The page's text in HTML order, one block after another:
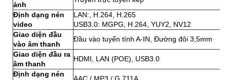
ảnh
Định dạng nén
video
LAN:, H.264, H.265
USB3.0: MGPG, H.264, YUY2, NV12
Giao diện đầu
vào âm thanh
Đầu vào tuyến tính A-IN, Đường đôi 3,5mm
Giao diện đầu ra
âm thanh
HDMI, LAN (POE), USB3.0
Định dạng nén